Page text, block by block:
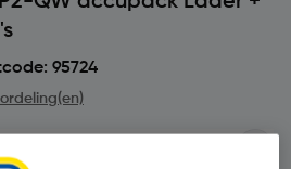
95724